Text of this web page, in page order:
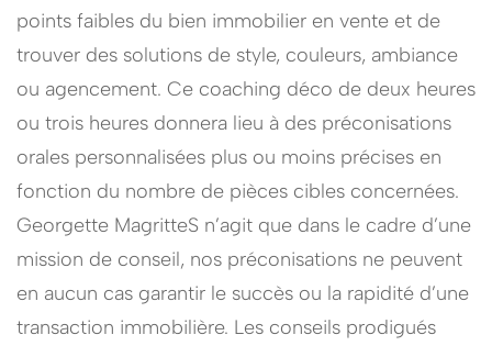
points faibles du bien immobilier en vente et de
trouver des solutions de style, couleurs, ambiance
ou agencement. Ce coaching déco de deux heures
ou trois heures donnera lieu à des préconisations
orales personnalisées plus ou moins précises en
fonction du nombre de pièces cibles concernées.
Georgette MagritteS n’agit que dans le cadre d’une
mission de conseil, nos préconisations ne peuvent
en aucun cas garantir le succès ou la rapidité d’une
transaction immobilière. Les conseils prodigués